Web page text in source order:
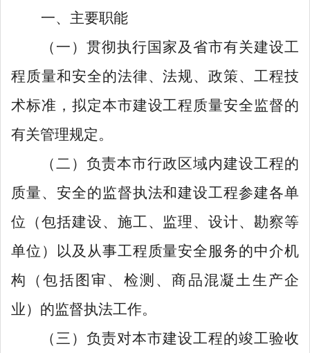
一、主要职能
（一）贯彻执行国家及省市有关建设工
程质量和安全的法律、法规、政策、工程技
术标准，拟定本市建设工程质量安全监督的
有关管理规定。
（二）负责本市行政区域内建设工程的
质量、安全的监督执法和建设工程参建各单
位（包括建设、施工、监理、设计、勘察等
单位）以及从事工程质量安全服务的中介机
构（包括图审、检测、商品混凝土生产企
业）的监督执法工作。
（三）负责对本市建设工程的竣工验收